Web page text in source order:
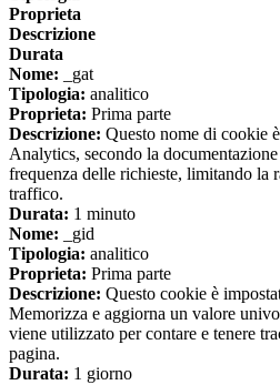
Proprieta
Descrizione
Durata
Nome: _gat
Tipologia: analitico
Proprieta: Prima parte
Descrizione: Questo nome di cookie
Analytics, secondo la
frequenza delle richieste, limitando la
traffico.
Durata: 1 minuto
Nome: _gid
Tipologia: analitico
Proprieta: Prima parte
Descrizione: Questo cookie è
Memorizza e aggiorna un valore
viene utilizzato per contare e tenere
pagina.
Durata: 1 giorno